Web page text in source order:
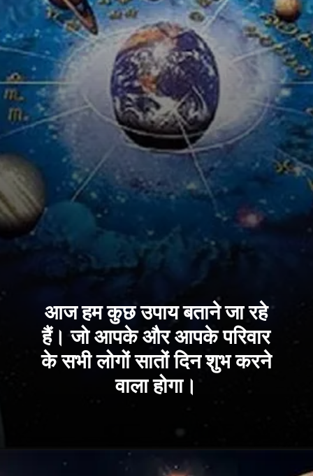
आज हम कुछ उपाय बताने जा रहे
हैं। जो आपके और आपके परिवार
के सभी लोगों सातों दिन शुभ करने
वाला होगा।